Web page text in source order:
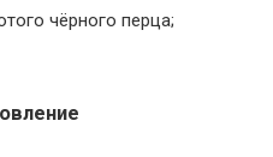
чёрного перца;